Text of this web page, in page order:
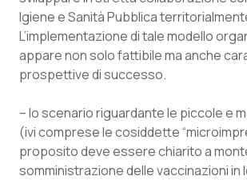
Igiene e Sanità Pubblica
L’implementazione di tale modello
appare non solo fattibile ma anche
prospettive di successo.
– lo scenario riguardante le piccole e
(ivi comprese le cosiddette
proposito deve essere chiarito a
somministrazione delle vaccinazioni in